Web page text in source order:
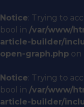
Notice: Trying to
bool in /var/www/
article-builder/
open-graph.php on
Notice: Trying to
bool in /var/www/
article-builder/